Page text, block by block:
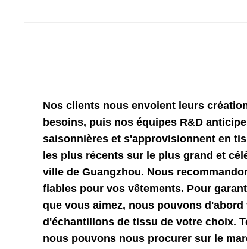
Nos clients nous envoient leurs
besoins, puis nos équipes R&D
saisonnières et s'approvisionnent en
les plus récents sur le plus grand et
ville de Guangzhou. Nous
fiables pour vos vêtements. Pour
que vous aimez, nous pouvons
d'échantillons de tissu de votre choix.
nous pouvons nous procurer sur le